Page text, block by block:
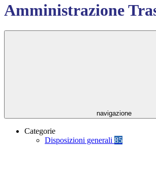
Amministrazione
navigazione
Categorie
Disposizioni generali 85